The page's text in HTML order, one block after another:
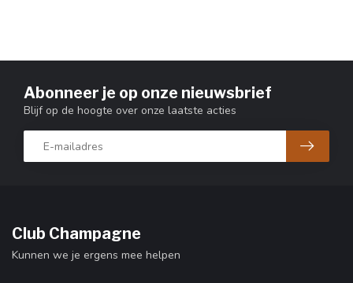
Abonneer je op onze nieuwsbrief
Blijf op de hoogte over onze laatste acties
Club Champagne
Kunnen we je ergens mee helpen